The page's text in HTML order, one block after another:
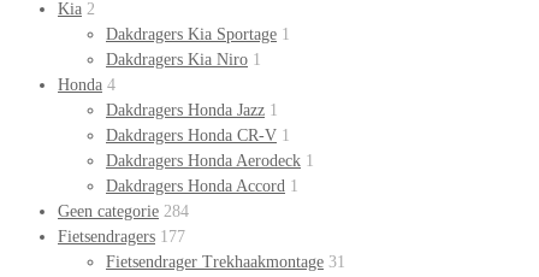
Kia 2
Dakdragers Kia Sportage 1
Dakdragers Kia Niro 1
Honda 4
Dakdragers Honda Jazz 1
Dakdragers Honda CR-V 1
Dakdragers Honda Aerodeck 1
Dakdragers Honda Accord 1
Geen categorie 284
Fietsendragers 177
Fietsendrager Trekhaakmontage 31